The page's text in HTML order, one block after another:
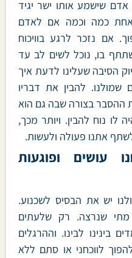
שישמע אותו ישר יגיד
אחת כמה וכמה אם לאדם
אם נזכר לרגע בוויכוח
בו, נוכל לשים לב עד
הסיבה שעלינו לדעת איך
להבין את דבריו
ההסבר בצורה שבה גם הוא
לו נוח להבין. ויותר מכך,
אתנו פעולה ולעשות.
עושים ופוגעות
יש את הבסיס לשכנוע.
מתי שנרצה. רק שלעתים
בינינו לבינו. וההרגלים
לווכחני או סתם ללא